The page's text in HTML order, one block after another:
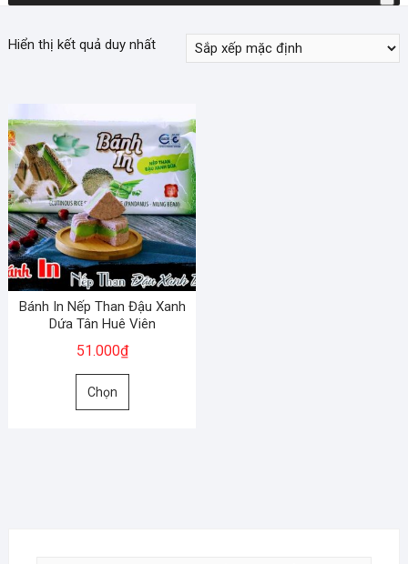
Hiển thị kết quả duy nhất
Bánh In Nếp Than Đậu Xanh
Dứa Tân Huê Viên
51.000₫
Chọn
Sản